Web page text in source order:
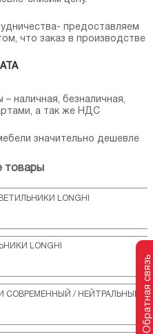
предоставляем
что заказ в производстве
наличная, безналичная,
а так же НДС
значительно дешевле
товары
LONGHI
LONGHI
СОВРЕМЕННЫЙ / НЕЙТРАЛЬНЫЙ Обратная связь